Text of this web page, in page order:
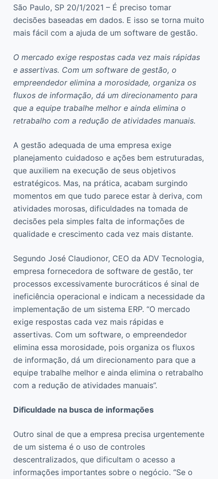
São Paulo, SP 20/1/2021 – É preciso tomar
decisões baseadas em dados. E isso se torna muito
mais fácil com a ajuda de um software de gestão.
O mercado exige respostas cada vez mais rápidas
e assertivas. Com um software de gestão, o
empreendedor elimina a morosidade, organiza os
fluxos de informação, dá um direcionamento para
que a equipe trabalhe melhor e ainda elimina o
retrabalho com a redução de atividades manuais.
A gestão adequada de uma empresa exige
planejamento cuidadoso e ações bem estruturadas,
que auxiliem na execução de seus objetivos
estratégicos. Mas, na prática, acabam surgindo
momentos em que tudo parece estar à deriva, com
atividades morosas, dificuldades na tomada de
decisões pela simples falta de informações de
qualidade e crescimento cada vez mais distante.
Segundo José Claudionor, CEO da ADV Tecnologia,
empresa fornecedora de software de gestão, ter
processos excessivamente burocráticos é sinal de
ineficiência operacional e indicam a necessidade da
implementação de um sistema ERP. “O mercado
exige respostas cada vez mais rápidas e
assertivas. Com um software, o empreendedor
elimina essa morosidade, pois organiza os fluxos
de informação, dá um direcionamento para que a
equipe trabalhe melhor e ainda elimina o retrabalho
com a redução de atividades manuais”.
Dificuldade na busca de informações
Outro sinal de que a empresa precisa urgentemente
de um sistema é o uso de controles
descentralizados, que dificultam o acesso a
informações importantes sobre o negócio. “Se o